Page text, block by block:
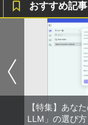
おすすめ記事
【特集】あな
LLM」の選び